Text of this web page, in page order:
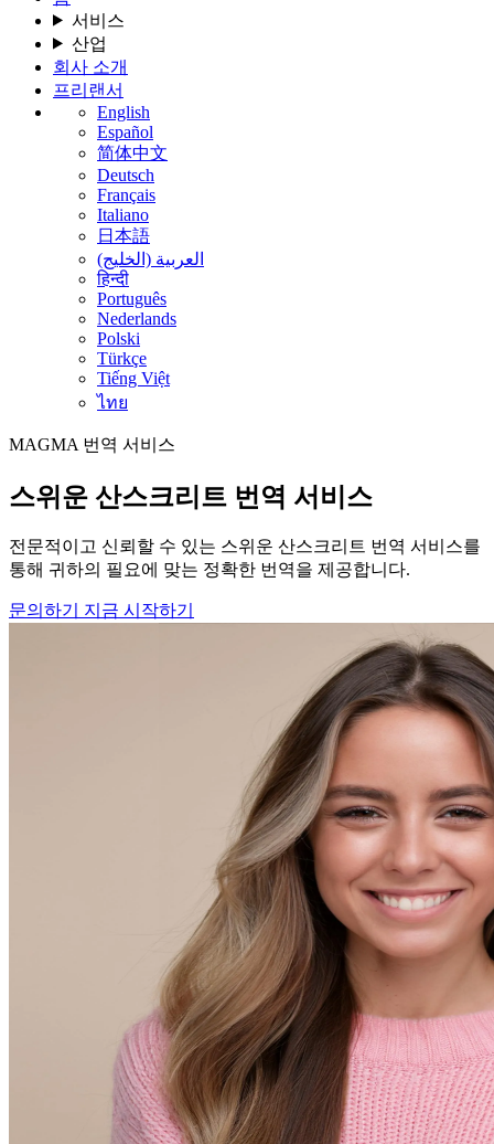
서비스
산업
회사 소개
프리랜서
English
Español
简体中文
Deutsch
Français
Italiano
日本語
العربية (الخليج)
हिन्दी
Português
Nederlands
Polski
Türkçe
Tiếng Việt
ไทย
MAGMA 번역 서비스
스위운 산스크리트 번역 서비스
전문적이고 신뢰할 수 있는 스위운 산스크리트 번역 서비스를
통해 귀하의 필요에 맞는 정확한 번역을 제공합니다.
문의하기 지금 시작하기